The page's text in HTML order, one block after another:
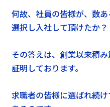
何故、社員の皆様が、数
選択し入社して頂けたか？
その答えは、創業以来積
証明しております。
求職者の皆様に選ばれ続